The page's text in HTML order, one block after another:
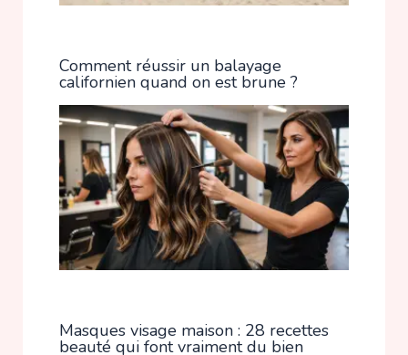
Comment réussir un balayage
californien quand on est brune ?
Masques visage maison : 28 recettes
beauté qui font vraiment du bien